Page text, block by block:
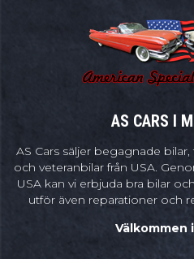
AS CARS I
AS Cars säljer begagnade
och veteranbilar från USA.
USA kan vi erbjuda bra bilar
utför även reparationer och
Välkommen